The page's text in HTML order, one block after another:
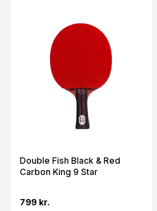
Double Fish Black & Red
Carbon King 9 Star
799 kr.